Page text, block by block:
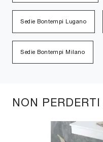
Sedie Bontempi Lugano
Sedie Bontempi Milano
NON